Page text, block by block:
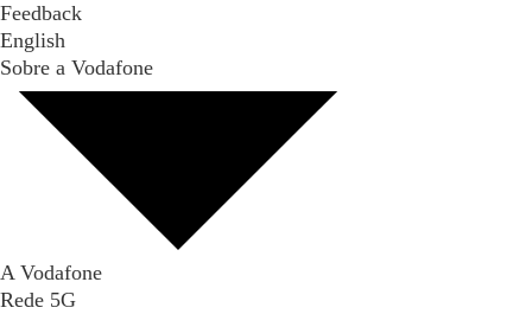
Feedback
English
Sobre a Vodafone
A Vodafone
Rede 5G